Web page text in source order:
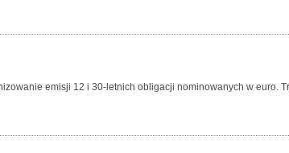
emisji 12 i 30-letnich obligacji nominowanych w euro.